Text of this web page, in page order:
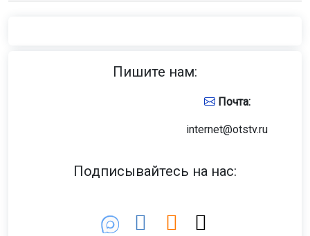
Пишите нам:
Почта:
internet@otstv.ru
Подписывайтесь на нас: